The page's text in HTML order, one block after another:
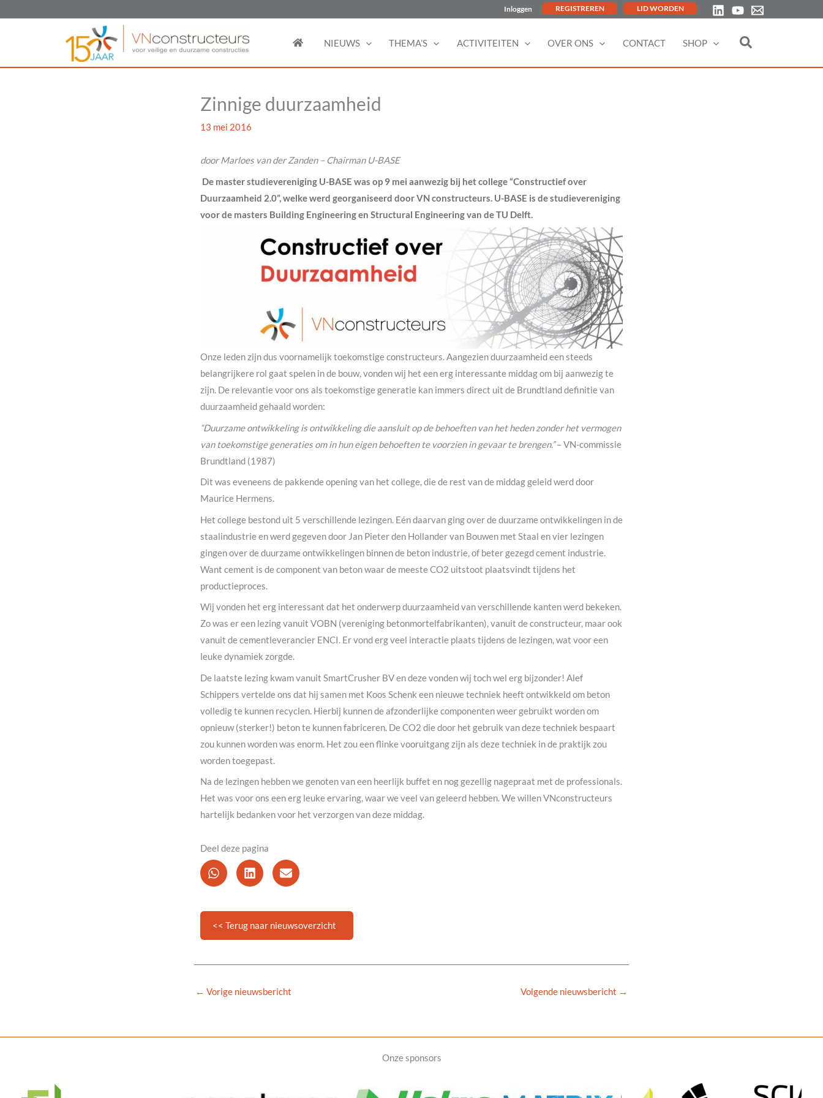
Inloggen REGISTREREN LID WORDEN
NIEUWS THEMA’S ACTIVITEITEN OVER ONS CONTACT SHOP
Zinnige duurzaamheid
13 mei 2016
door Marloes van der Zanden – Chairman U-BASE
De master studievereniging U-BASE was op 9 mei aanwezig bij het college “Constructief over
Duurzaamheid 2.0”, welke werd georganiseerd door VN constructeurs. U-BASE is de studievereniging
voor de masters Building Engineering en Structural Engineering van de TU Delft.
Onze leden zijn dus voornamelijk toekomstige constructeurs. Aangezien duurzaamheid een steeds
belangrijkere rol gaat spelen in de bouw, vonden wij het een erg interessante middag om bij aanwezig te
zijn. De relevantie voor ons als toekomstige generatie kan immers direct uit de Brundtland definitie van
duurzaamheid gehaald worden:
“Duurzame ontwikkeling is ontwikkeling die aansluit op de behoeften van het heden zonder het vermogen
van toekomstige generaties om in hun eigen behoeften te voorzien in gevaar te brengen.”– VN-commissie
Brundtland (1987)
Dit was eveneens de pakkende opening van het college, die de rest van de middag geleid werd door
Maurice Hermens.
Het college bestond uit 5 verschillende lezingen. Eén daarvan ging over de duurzame ontwikkelingen in de
staalindustrie en werd gegeven door Jan Pieter den Hollander van Bouwen met Staal en vier lezingen
gingen over de duurzame ontwikkelingen binnen de beton industrie, of beter gezegd cement industrie.
Want cement is de component van beton waar de meeste CO2 uitstoot plaatsvindt tijdens het
productieproces.
Wij vonden het erg interessant dat het onderwerp duurzaamheid van verschillende kanten werd bekeken.
Zo was er een lezing vanuit VOBN (vereniging betonmortelfabrikanten), vanuit de constructeur, maar ook
vanuit de cementleverancier ENCI. Er vond erg veel interactie plaats tijdens de lezingen, wat voor een
leuke dynamiek zorgde.
De laatste lezing kwam vanuit SmartCrusher BV en deze vonden wij toch wel erg bijzonder! Alef
Schippers vertelde ons dat hij samen met Koos Schenk een nieuwe techniek heeft ontwikkeld om beton
volledig te kunnen recyclen. Hierbij kunnen de afzonderlijke componenten weer gebruikt worden om
opnieuw (sterker!) beton te kunnen fabriceren. De CO2 die door het gebruik van deze techniek bespaart
zou kunnen worden was enorm. Het zou een flinke vooruitgang zijn als deze techniek in de praktijk zou
worden toegepast.
Na de lezingen hebben we genoten van een heerlijk buffet en nog gezellig nagepraat met de professionals.
Het was voor ons een erg leuke ervaring, waar we veel van geleerd hebben. We willen VNconstructeurs
hartelijk bedanken voor het verzorgen van deze middag.
Deel deze pagina
<< Terug naar nieuwsoverzicht
← Vorige nieuwsbericht Volgende nieuwsbericht →
Onze sponsors